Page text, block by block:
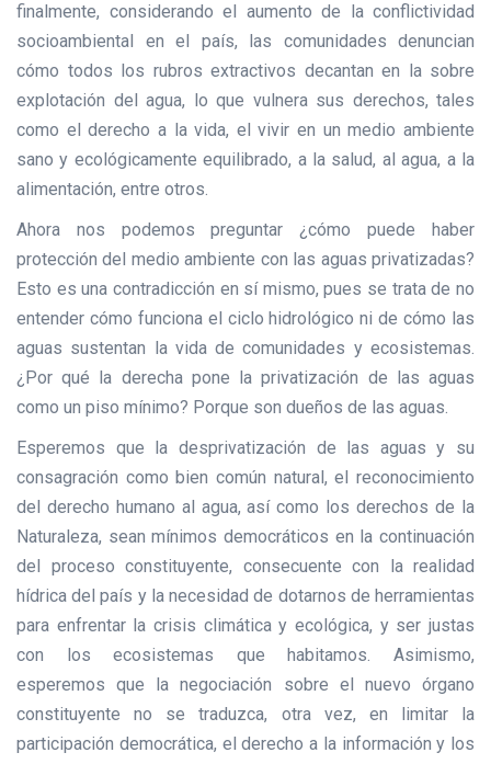
finalmente, considerando el aumento de la conflictividad
socioambiental en el país, las comunidades denuncian
cómo todos los rubros extractivos decantan en la sobre
explotación del agua, lo que vulnera sus derechos, tales
como el derecho a la vida, el vivir en un medio ambiente
sano y ecológicamente equilibrado, a la salud, al agua, a la
alimentación, entre otros.
Ahora nos podemos preguntar ¿cómo puede haber
protección del medio ambiente con las aguas privatizadas?
Esto es una contradicción en sí mismo, pues se trata de no
entender cómo funciona el ciclo hidrológico ni de cómo las
aguas sustentan la vida de comunidades y ecosistemas.
¿Por qué la derecha pone la privatización de las aguas
como un piso mínimo? Porque son dueños de las aguas.
Esperemos que la desprivatización de las aguas y su
consagración como bien común natural, el reconocimiento
del derecho humano al agua, así como los derechos de la
Naturaleza, sean mínimos democráticos en la continuación
del proceso constituyente, consecuente con la realidad
hídrica del país y la necesidad de dotarnos de herramientas
para enfrentar la crisis climática y ecológica, y ser justas
con los ecosistemas que habitamos. Asimismo,
esperemos que la negociación sobre el nuevo órgano
constituyente no se traduzca, otra vez, en limitar la
participación democrática, el derecho a la información y los